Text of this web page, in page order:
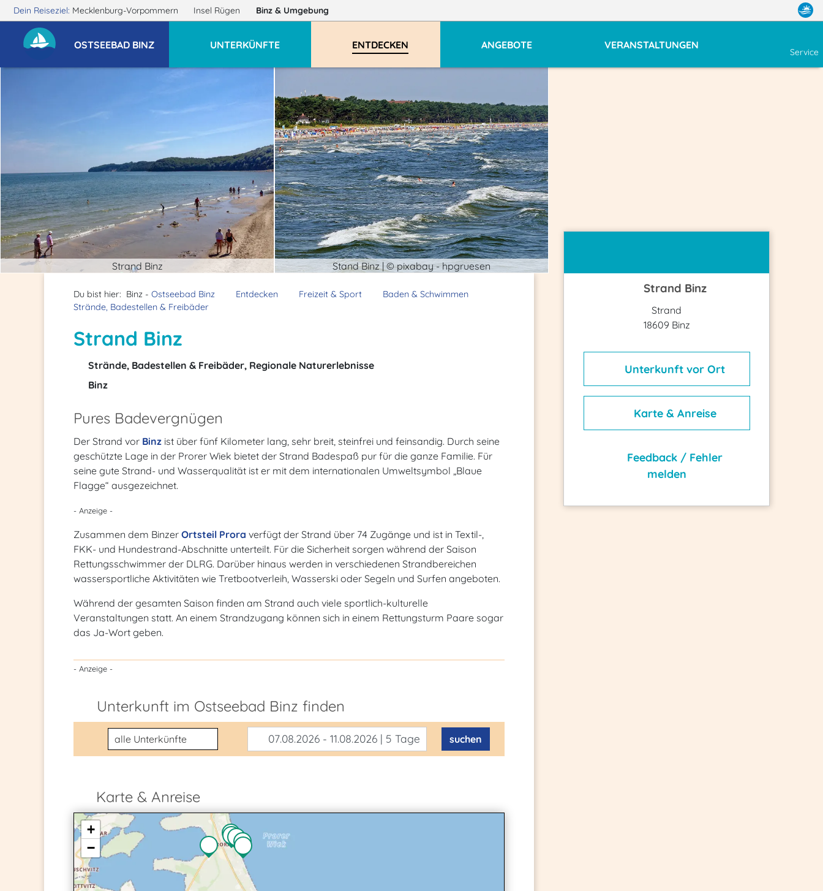
Dein Reiseziel: Mecklenburg-Vorpommern Insel Rügen Binz & Umgebung
OSTSEEBAD BINZ UNTERKÜNFTE ENTDECKEN ANGEBOTE VERANSTALTUNGEN
Service
Strand Binz Stand Binz | © pixabay - hpgruesen
Du bist hier: Binz - Ostseebad Binz Entdecken Freizeit & Sport
Baden & Schwimmen
Strände, Badestellen & Freibäder
Strand Binz
Strände, Badestellen & Freibäder, Regionale Naturerlebnisse
Binz
Pures Badevergnügen
Der Strand vor Binz ist über fünf Kilometer lang, sehr breit, steinfrei und feinsandig. Durch seine
geschützte Lage in der Prorer Wiek bietet der Strand Badespaß pur für die ganze Familie. Für
seine gute Strand- und Wasserqualität ist er mit dem internationalen Umweltsymbol „Blaue
Flagge“ ausgezeichnet.
- Anzeige -
Zusammen dem Binzer Ortsteil Prora verfügt der Strand über 74 Zugänge und ist in Textil-,
FKK- und Hundestrand-Abschnitte unterteilt. Für die Sicherheit sorgen während der Saison
Rettungsschwimmer der DLRG. Darüber hinaus werden in verschiedenen Strandbereichen
wassersportliche Aktivitäten wie Tretbootverleih, Wasserski oder Segeln und Surfen angeboten.
Während der gesamten Saison finden am Strand auch viele sportlich-kulturelle
Veranstaltungen statt. An einem Strandzugang können sich in einem Rettungsturm Paare sogar
das Ja-Wort geben.
- Anzeige -
Unterkunft im Ostseebad Binz finden
Unterkunftsart 07.08.2026 - 11.08.2026 | 5 Tage suchen
Karte & Anreise
+
−
Strand Binz
Strand
18609 Binz
Unterkunft vor Ort
Karte & Anreise
Feedback / Fehler
melden